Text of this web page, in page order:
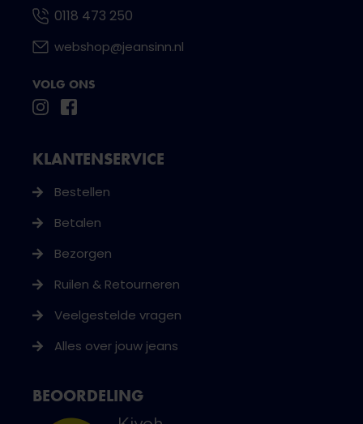
0118 473 250
webshop@jeansinn.nl
VOLG ONS
KLANTENSERVICE
Bestellen
Betalen
Bezorgen
Ruilen & Retourneren
Veelgestelde vragen
Alles over jouw jeans
BEOORDELING